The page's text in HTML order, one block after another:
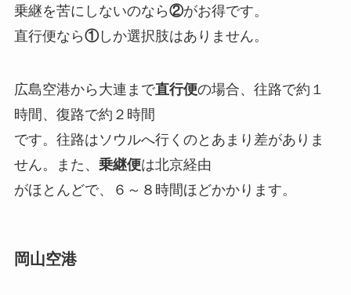
乗継を苦にしないのなら②がお得です。
直行便なら①しか選択肢はありません。
広島空港から大連まで直行便の場合、往路で約１
時間、復路で約２時間
です。往路はソウルへ行くのとあまり差がありま
せん。また、 乗継便は北京経由
がほとんどで、６～８時間ほどかかります。
岡山空港